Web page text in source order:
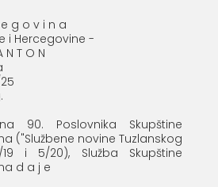
g o v i n a
i Hercegovine -
N T O N
90. Poslovnika Skupštine
("Službene novine Tuzlanskog
i 5/20), Služba Skupštine
d a j e